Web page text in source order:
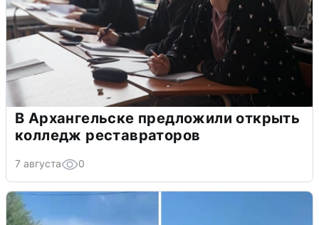
В Архангельске предложили открыть
колледж реставраторов
7 августа 0